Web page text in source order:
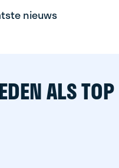
nieuws
ALS TOP